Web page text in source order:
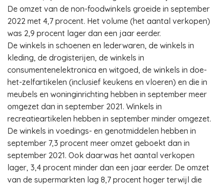
De omzet van de non-foodwinkels groeide in september
2022 met 4,7 procent. Het volume (het aantal verkopen)
was 2,9 procent lager dan een jaar eerder.
De winkels in schoenen en lederwaren, de winkels in
kleding, de drogisterijen, de winkels in
consumentenelektronica en witgoed, de winkels in doe-
het-zelfartikelen (inclusief keukens en vloeren) en die in
meubels en woninginrichting hebben in september meer
omgezet dan in september 2021. Winkels in
recreatieartikelen hebben in september minder omgezet.
De winkels in voedings- en genotmiddelen hebben in
september 7,3 procent meer omzet geboekt dan in
september 2021. Ook daarwas het aantal verkopen
lager, 3,4 procent minder dan een jaar eerder. De omzet
van de supermarkten lag 8,7 procent hoger terwijl die